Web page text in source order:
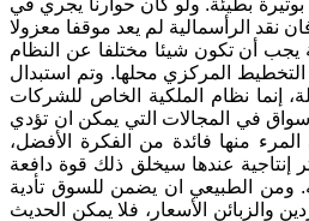
يجب أن تكون شيئا مختلفا عن النظام
التخطيط المركزي محلها. وتم استبدال
إنما نظام الملكية الخاص للشركات
في المجالات التي يمكن ان تؤدي
منها فائدة من الفكرة الأفضل،
عندها سيخلق ذلك قوة دافعة
ومن الطبيعي ان يضمن للسوق تأدية
الأسعار، فلا يمكن الحديث